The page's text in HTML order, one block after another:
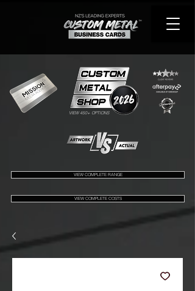
VIEW 450+ OPTIONS
VIEW COMPLETE RANGE
VIEW COMPLETE COSTS